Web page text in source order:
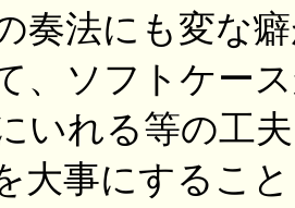
奏法にも変な
、ソフトケー
いれる等の工
大事にするこ